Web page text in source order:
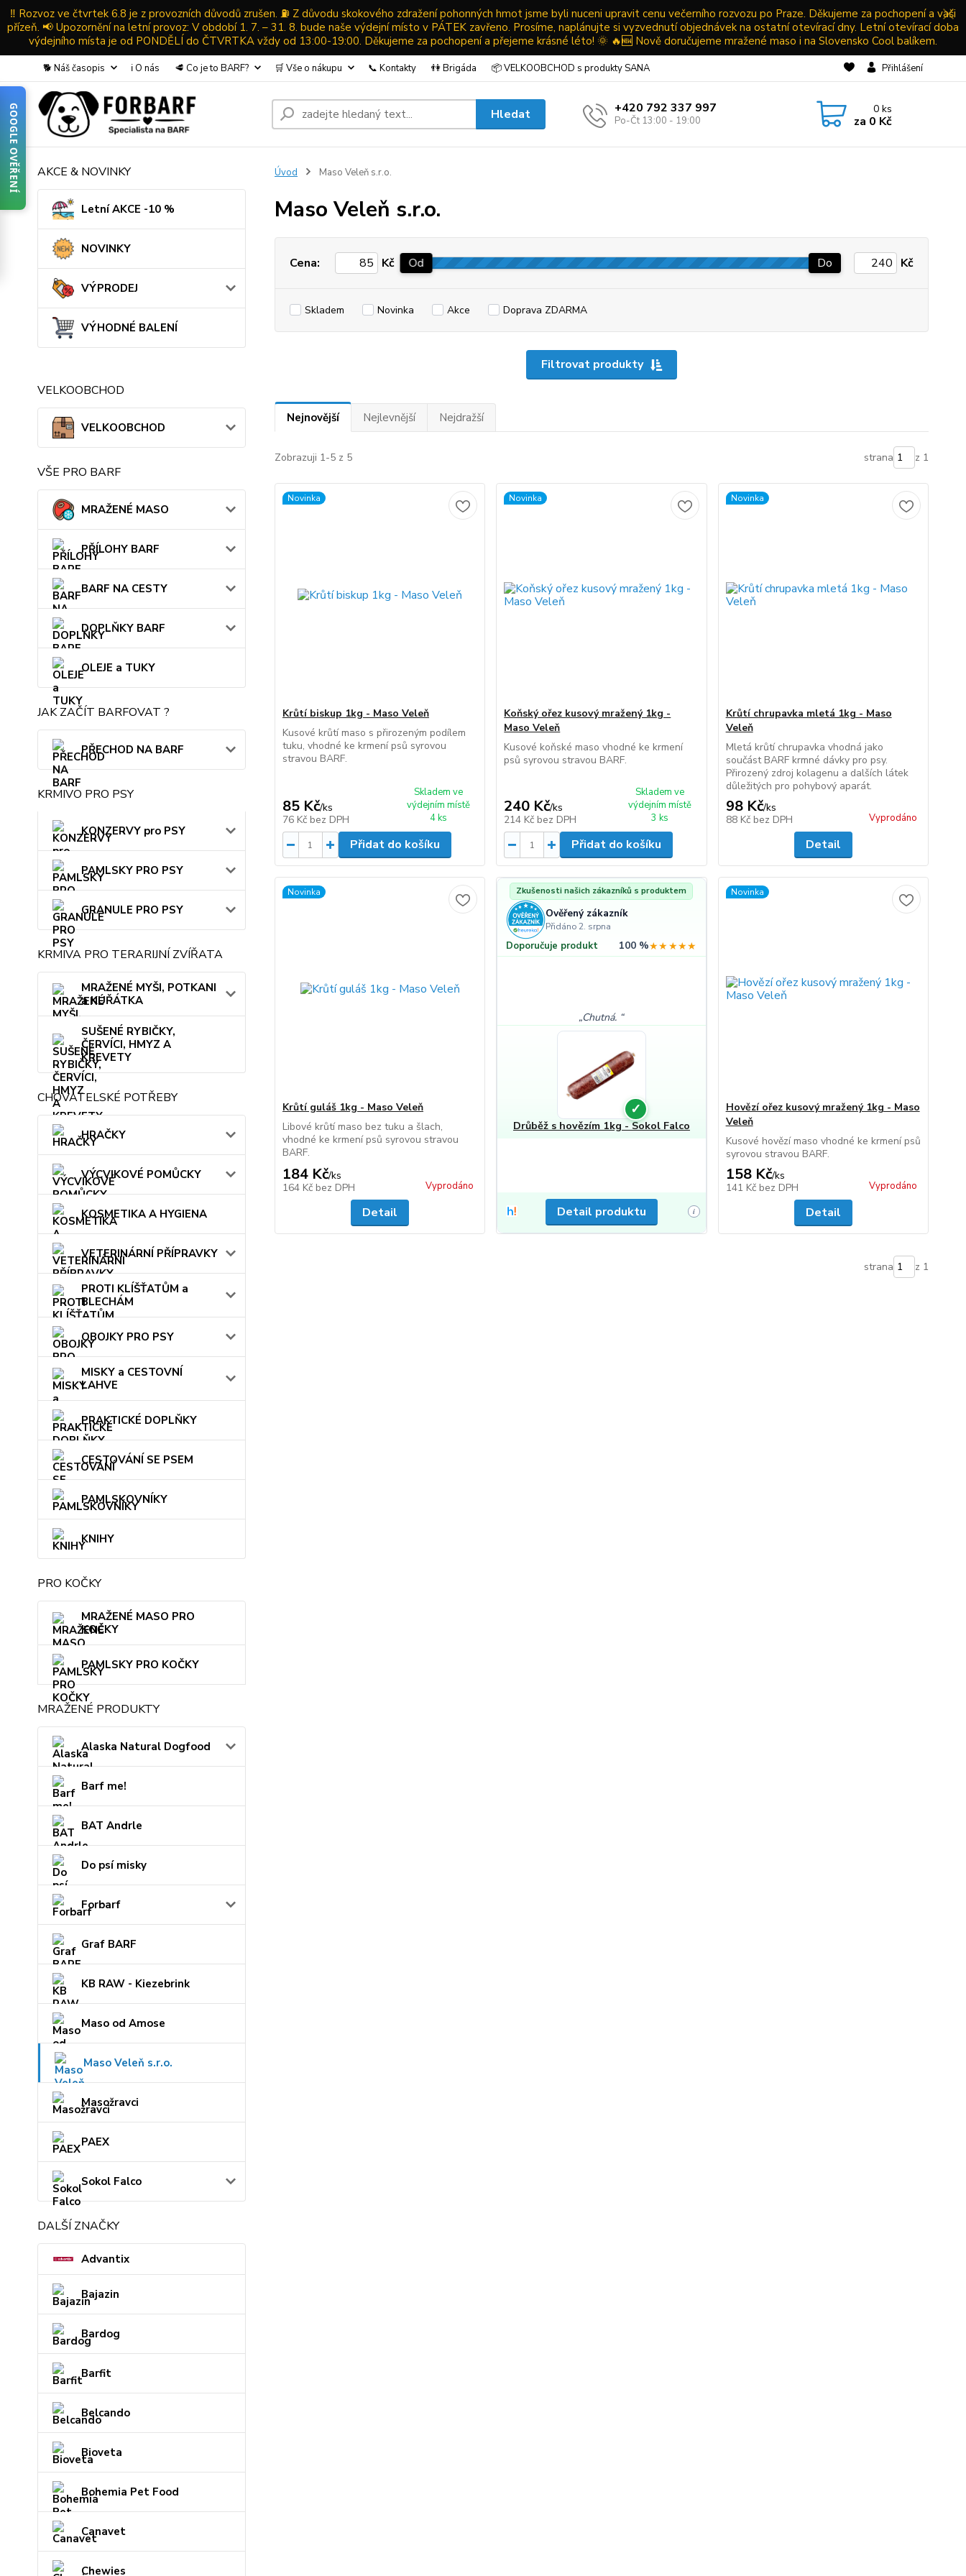
‼️ Rozvoz ve čtvrtek 6.8 je z provozních důvodů zrušen. ⛽ Z důvodu skokového zdražení pohonných hmot jsme byli nuceni upravit cenu večerního rozvozu po Praze. Děkujeme za pochopení a vaši
přízeň. 📢 Upozornění na letní provoz: V období 1. 7. – 31. 8. bude naše výdejní místo v PÁTEK zavřeno. Prosíme, naplánujte si vyzvednutí objednávek na ostatní otevírací dny. Letní otevírací doba
výdejního místa je od PONDĚLÍ do ČTVRTKA vždy od 13:00-19:00. Děkujeme za pochopení a přejeme krásné léto! 🌞 🔥🆕 Nově doručujeme mražené maso i na Slovensko Cool balíkem.
🐕 Náš časopis ℹ️ O nás 🥩 Co je to BARF? 🛒 Vše o nákupu 📞 Kontakty 👫 Brigáda 📦 VELKOOBCHOD s produkty SANA Přihlášení
Hledat +420 792 337 997
Po-Čt 13:00 - 19:00
0ks
za 0 Kč
AKCE & NOVINKY
Letní AKCE -10 %
NOVINKY
VÝPRODEJ
VÝHODNÉ BALENÍ
VELKOOBCHOD
VELKOOBCHOD
VŠE PRO BARF
MRAŽENÉ MASO
PŘÍLOHY BARF
BARF NA CESTY
DOPLŇKY BARF
OLEJE a TUKY
JAK ZAČÍT BARFOVAT ?
PŘECHOD NA BARF
KRMIVO PRO PSY
KONZERVY pro PSY
PAMLSKY PRO PSY
GRANULE PRO PSY
KRMIVA PRO TERARIJNÍ ZVÍŘATA
MRAŽENÉ MYŠI, POTKANI
a KUŘÁTKA
SUŠENÉ RYBIČKY,
ČERVÍCI, HMYZ A
KREVETY
CHOVATELSKÉ POTŘEBY
HRAČKY
VÝCVIKOVÉ POMŮCKY
KOSMETIKA A HYGIENA
VETERINÁRNÍ PŘÍPRAVKY
PROTI KLÍŠŤATŮM a
BLECHÁM
OBOJKY PRO PSY
MISKY a CESTOVNÍ
LAHVE
PRAKTICKÉ DOPLŇKY
CESTOVÁNÍ SE PSEM
PAMLSKOVNÍKY
KNIHY
PRO KOČKY
MRAŽENÉ MASO PRO
KOČKY
PAMLSKY PRO KOČKY
MRAŽENÉ PRODUKTY
Alaska Natural Dogfood
Barf me!
BAT Andrle
Do psí misky
Forbarf
Graf BARF
KB RAW - Kiezebrink
Maso od Amose
Maso Veleň s.r.o.
Masožravci
PAEX
Sokol Falco
DALŠÍ ZNAČKY
Advantix
Bajazin
Bardog
Barfit
Belcando
Bioveta
Bohemia Pet Food
Canavet
Chewies
Úvod Maso Veleň s.r.o.
Maso Veleň s.r.o.
Filtrovat produkty
Cena: Kč Od Do Kč
Skladem Novinka Akce Doprava ZDARMA
Nejnovější Nejlevnější Nejdražší
Zobrazuji 1-5 z 5 strana z 1
Novinka
Krůtí biskup 1kg - Maso Veleň
Kusové krůtí maso s přirozeným podílem
tuku, vhodné ke krmení psů syrovou
stravou BARF.
85 Kč/ks
76 Kč bez DPH
Skladem ve
výdejním místě
4 ks
Přidat do košíku
Novinka
Koňský ořez kusový mražený 1kg -
Maso Veleň
Kusové koňské maso vhodné ke krmení
psů syrovou stravou BARF.
240 Kč/ks
214 Kč bez DPH
Skladem ve
výdejním místě
3 ks
Přidat do košíku
Novinka
Krůtí chrupavka mletá 1kg - Maso
Veleň
Mletá krůtí chrupavka vhodná jako
součást BARF krmné dávky pro psy.
Přirozený zdroj kolagenu a dalších látek
důležitých pro pohybový aparát.
98 Kč/ks
88 Kč bez DPH Vyprodáno
Detail
Novinka
Krůtí guláš 1kg - Maso Veleň
Libové krůtí maso bez tuku a šlach,
vhodné ke krmení psů syrovou stravou
BARF.
184 Kč/ks
164 Kč bez DPH Vyprodáno
Detail
Zkušenosti našich zákazníků s produktem
Ověřený zákazník
Přidáno 2. srpna
Doporučuje produkt 100 %★★★★★
Chutná.
✓
Drůběž s hovězím 1kg - Sokol Falco
Detail produktu i
Novinka
Hovězí ořez kusový mražený 1kg - Maso
Veleň
Kusové hovězí maso vhodné ke krmení psů
syrovou stravou BARF.
158 Kč/ks
141 Kč bez DPH Vyprodáno
Detail
strana z 1
GOOGLE OVĚŘENÍ